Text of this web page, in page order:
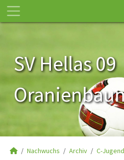
SV Hellas 09
Nachwuchs Archiv C-Jugend